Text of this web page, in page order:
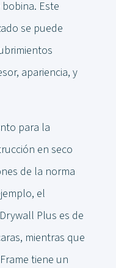
Este
se puede
apariencia, y
para la
en seco
de la norma
el
Plus es de
mientras que
tiene un